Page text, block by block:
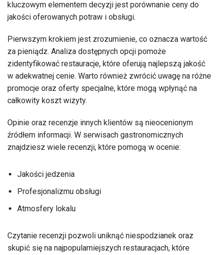
kluczowym elementem decyzji jest porównanie ceny do
jakości oferowanych potraw i obsługi.
Pierwszym krokiem jest zrozumienie, co oznacza wartość
za pieniądz. Analiza dostępnych opcji pomoże
zidentyfikować restauracje, które oferują najlepszą jakość
w adekwatnej cenie. Warto również zwrócić uwagę na różne
promocje oraz oferty specjalne, które mogą wpłynąć na
całkowity koszt wizyty.
Opinie oraz recenzje innych klientów są nieocenionym
źródłem informacji. W serwisach gastronomicznych
znajdziesz wiele recenzji, które pomogą w ocenie:
Jakości jedzenia
Profesjonalizmu obsługi
Atmosfery lokalu
Czytanie recenzji pozwoli uniknąć niespodzianek oraz
skupić się na najpopularniejszych restauracjach, które